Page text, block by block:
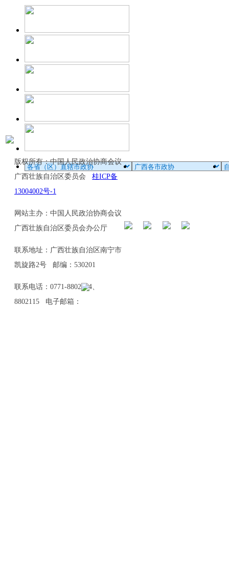
版权所有：中国人民政治协商会议
广西壮族自治区委员会 桂ICP备
13004002号-1
网站主办：中国人民政治协商会议
广西壮族自治区委员会办公厅
联系地址：广西壮族自治区南宁市
凯旋路2号 邮编：530201
联系电话：0771-8802114、
8802115 电子邮箱：